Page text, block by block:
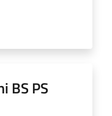
BS PS